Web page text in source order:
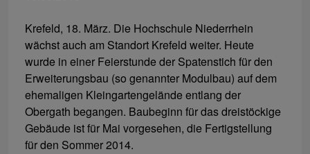
Krefeld, 18. März. Die Hochschule Niederrhein
wächst auch am Standort Krefeld weiter. Heute
wurde in einer Feierstunde der Spatenstich für den
Erweiterungsbau (so genannter Modulbau) auf dem
ehemaligen Kleingartengelände entlang der
Obergath begangen. Baubeginn für das dreistöckige
Gebäude ist für Mai vorgesehen, die Fertigstellung
für den Sommer 2014.